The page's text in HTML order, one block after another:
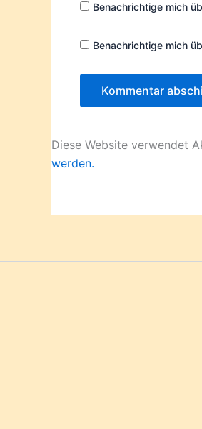
Benachrichtige mich
Benachrichtige mich
Diese Website verwendet
werden.